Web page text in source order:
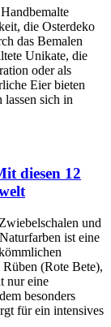
die Osterdeko
das Bemalen
Unikate, die
oder als
Eier bieten
lassen sich in
diesen 12
und
ist eine
(Rote Bete),
nur eine
besonders
für ein intensives